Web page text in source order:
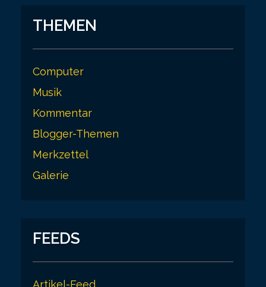
n
THEMEN
Computer
Musik
Kommentar
Blogger-Themen
Merkzettel
Galerie
FEEDS
Artikel-Feed